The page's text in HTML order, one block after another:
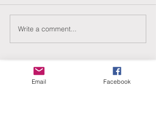
Write a comment...
Email Facebook